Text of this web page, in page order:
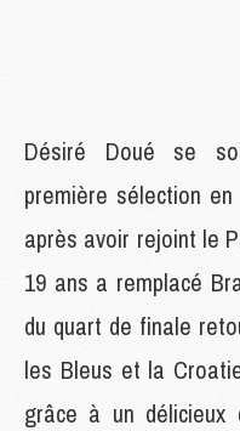
Désiré Doué se
première sélection
après avoir rejoint le
19 ans a remplacé
du quart de finale
les Bleus et la
grâce à un délicieux